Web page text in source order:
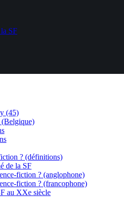
SF
(45)
(Belgique)
? (définitions)
de la SF
fiction ? (anglophone)
fiction ? (francophone)
au XXe siècle